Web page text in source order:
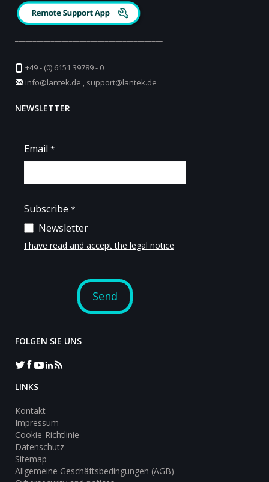
+49 - (0) 6151 39789 - 0
info@lantek.de , support@lantek.de
NEWSLETTER
FOLGEN SIE UNS
LINKS
Kontakt
Impressum
Cookie-Richtlinie
Datenschutz
Sitemap
Allgemeine Geschäftsbedingungen (AGB)